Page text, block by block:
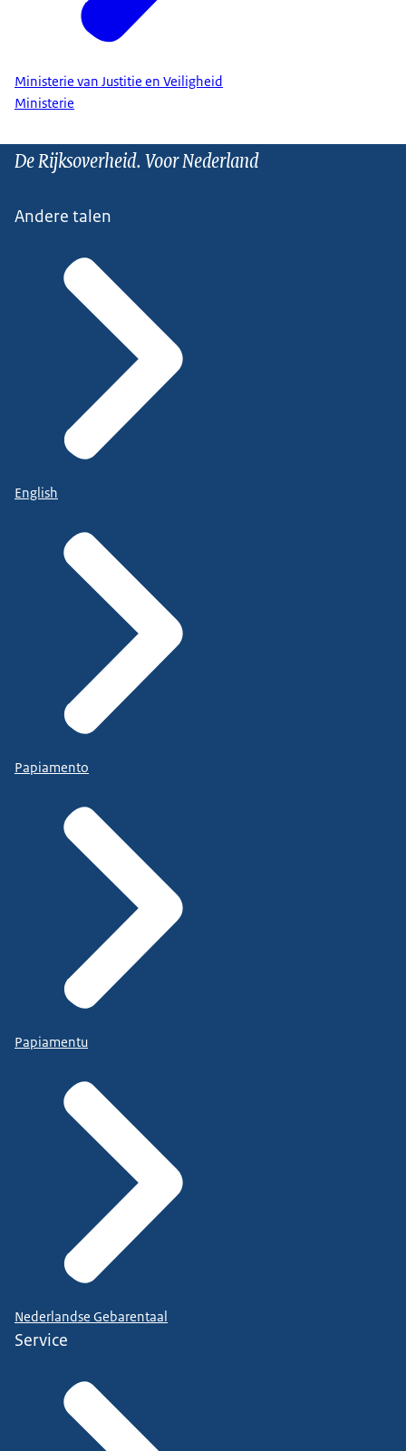
Ministerie van Justitie en Veiligheid
Ministerie
De Rijksoverheid. Voor Nederland
Andere talen
English
Papiamento
Papiamentu
Nederlandse Gebarentaal
Service